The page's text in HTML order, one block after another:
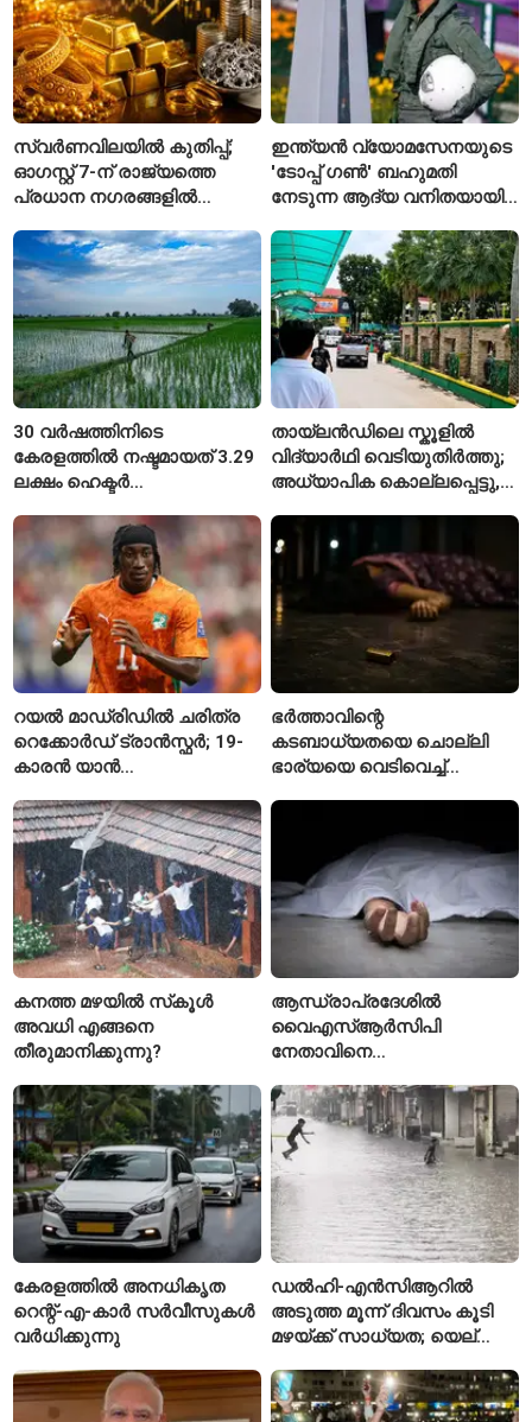
സ്വർണവിലയിൽ കുതിപ്പ്;
ഓഗസ്റ്റ് 7-ന് രാജ്യത്തെ
പ്രധാന നഗരങ്ങളിൽ
ഇന്ത്യൻ വ്യോമസേനയുടെ
'ടോപ്പ് ഗൺ' ബഹുമതി
നേടുന്ന ആദ്യ വനിതയായി
30 വർഷത്തിനിടെ
കേരളത്തിൽ നഷ്ടമായത് 3.29
ലക്ഷം ഹെക്ടർ
തായ്‌ലൻഡിലെ സ്കൂളിൽ
വിദ്യാർഥി വെടിയുതിർത്തു;
അധ്യാപിക കൊല്ലപ്പെട്ടു,
റയൽ മാഡ്രിഡിൽ ചരിത്ര
റെക്കോർഡ് ട്രാൻസ്ഫർ; 19-
കാരൻ യാൻ
സ്വന്തമാക്കി സ്പാനിഷ്
വമ്പന്മാർ
ഭർത്താവിന്റെ
കടബാധ്യതയെ ചൊല്ലി
ഭാര്യയെ വെടിവെച്ച്
കൊലപാതകം
കനത്ത മഴയിൽ സ്‌കൂൾ
അവധി എങ്ങനെ
തീരുമാനിക്കുന്നു?
ആന്ധ്രാപ്രദേശിൽ
വൈഎസ്ആർസിപി
നേതാവിനെ
അന്വേഷണം ആരംഭിച്ച്
പൊലീസ്
കേരളത്തിൽ അനധികൃത
റെന്റ്-എ-കാർ സർവീസുകൾ
വർധിക്കുന്നു
ഡൽഹി-എൻസിആറിൽ
അടുത്ത മൂന്ന് ദിവസം കൂടി
മഴയ്ക്ക് സാധ്യത; യെല്ലോ
ഐഎംഡി